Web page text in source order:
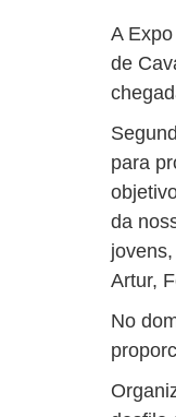
A
de
para
da
Artur,
No